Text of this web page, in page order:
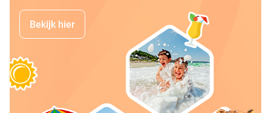
Bekijk hier